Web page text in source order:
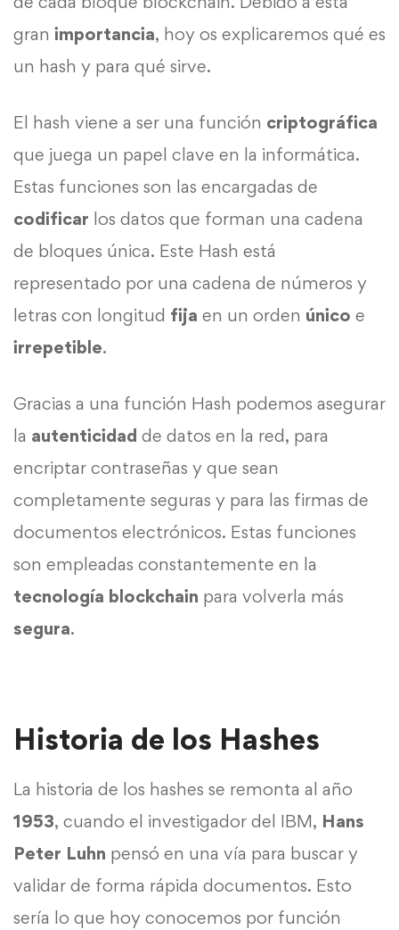
gran importancia, hoy os explicaremos qué es
un hash y para qué sirve.
El hash viene a ser una función criptográfica
que juega un papel clave en la informática.
Estas funciones son las encargadas de
codificar los datos que forman una cadena
de bloques única. Este Hash está
representado por una cadena de números y
letras con longitud fija en un orden único e
irrepetible.
Gracias a una función Hash podemos asegurar
la autenticidad de datos en la red, para
encriptar contraseñas y que sean
completamente seguras y para las firmas de
documentos electrónicos. Estas funciones
son empleadas constantemente en la
tecnología blockchain para volverla más
segura.
Historia de los Hashes
La historia de los hashes se remonta al año
1953, cuando el investigador del IBM, Hans
Peter Luhn pensó en una vía para buscar y
validar de forma rápida documentos. Esto
sería lo que hoy conocemos por función